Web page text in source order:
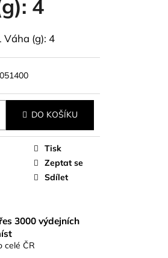
4
Váha (g): 4
051400
DO KOŠÍKU
Tisk
Zeptat se
Sdílet
3000 výdejních
celé ČR